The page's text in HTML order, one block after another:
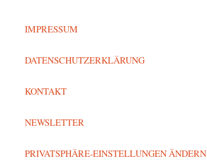
IMPRESSUM
DATENSCHUTZERKLÄRUNG
KONTAKT
NEWSLETTER
PRIVATSPHÄRE-EINSTELLUNGEN ÄNDERN